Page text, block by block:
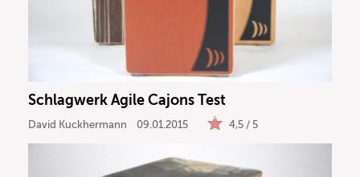
Keyboard
Schlagwerk Agile Cajons Test
David Kuckhermann 09.01.2015 4,5 / 5